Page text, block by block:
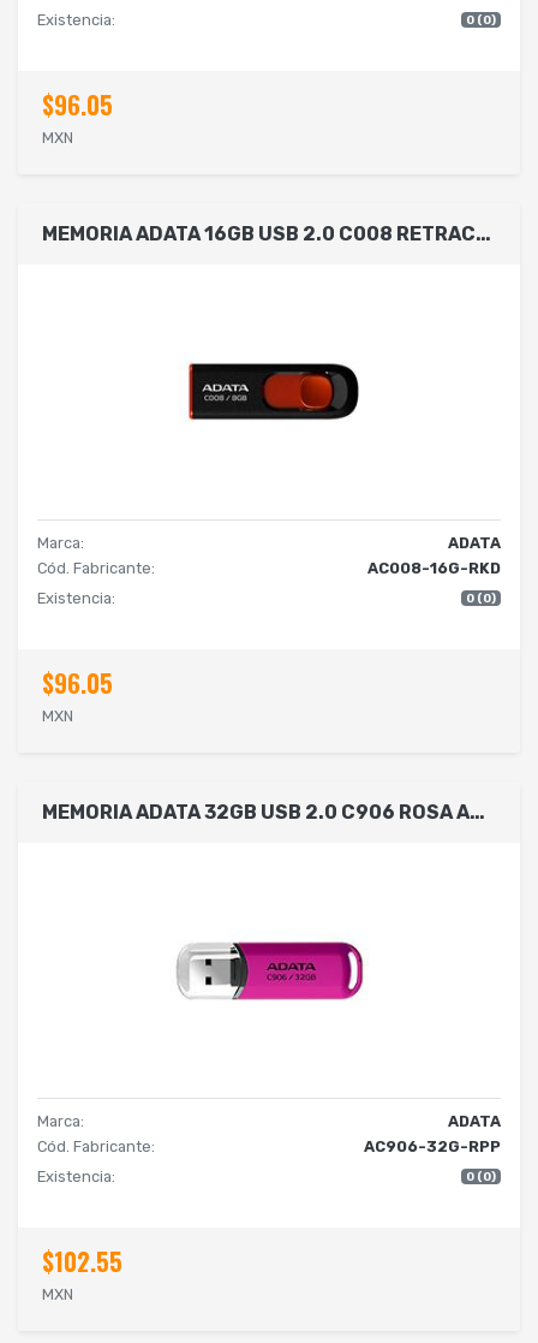
Existencia:
0 (0)
$96.05
MXN
MEMORIA ADATA 16GB USB 2.0 C008 RETRACTIL NEGRO- ROJO (AC008-16G-RKD)
Marca:
ADATA
Cód. Fabricante:
AC008-16G-RKD
Existencia:
0 (0)
$96.05
MXN
MEMORIA ADATA 32GB USB 2.0 C906 ROSA AC906-32G-RPP
Marca:
ADATA
Cód. Fabricante:
AC906-32G-RPP
Existencia:
0 (0)
$102.55
MXN